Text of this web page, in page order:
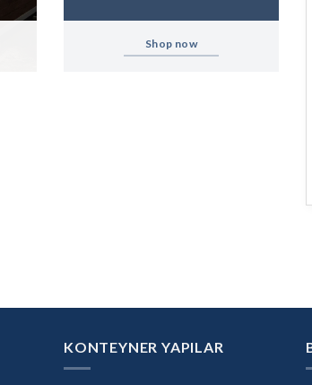
Shop now
KONTEYNER YAPILAR